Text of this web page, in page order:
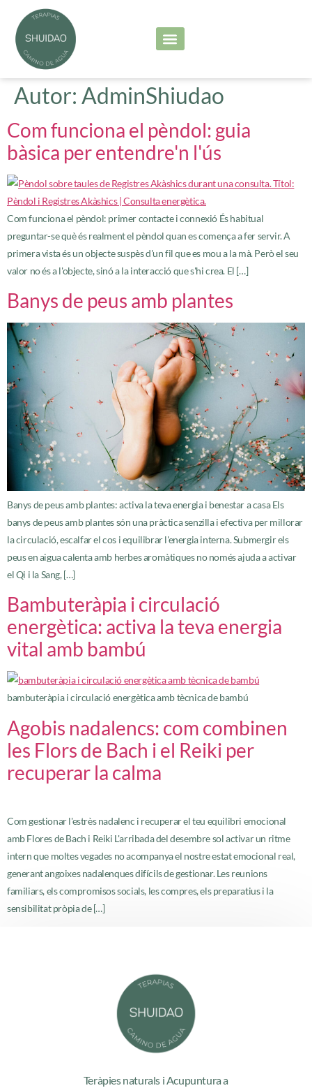
Autor: AdminShiudao
Com funciona el pèndol: guia
bàsica per entendre'n l'ús
Com funciona el pèndol: primer contacte i connexió És habitual
preguntar-se què és realment el pèndol quan es comença a fer servir. A
primera vista és un objecte suspès d'un fil que es mou a la mà. Però el seu
valor no és a l'objecte, sinó a la interacció que s'hi crea. El […]
Banys de peus amb plantes
Banys de peus amb plantes: activa la teva energia i benestar a casa Els
banys de peus amb plantes són una pràctica senzilla i efectiva per millorar
la circulació, escalfar el cos i equilibrar l'energia interna. Submergir els
peus en aigua calenta amb herbes aromàtiques no només ajuda a activar
el Qi i la Sang, […]
Bambuteràpia i circulació
energètica: activa la teva energia
vital amb bambú
bambuteràpia i circulació energètica amb tècnica de bambú
Agobis nadalencs: com combinen
les Flors de Bach i el Reiki per
recuperar la calma
Com gestionar l'estrès nadalenc i recuperar el teu equilibri emocional
amb Flores de Bach i Reiki L'arribada del desembre sol activar un ritme
intern que moltes vegades no acompanya el nostre estat emocional real,
generant angoixes nadalenques difícils de gestionar. Les reunions
familiars, els compromisos socials, les compres, els preparatius i la
sensibilitat pròpia de […]
Teràpies naturals i Acupuntura a